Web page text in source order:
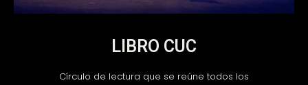
LIBRO CUC
Círculo de lectura que se reúne todos los